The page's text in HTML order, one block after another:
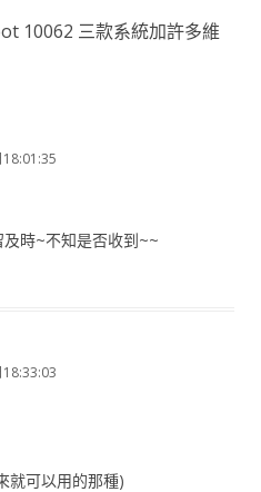
10062 三款系統加許多維
時~不知是否收到~~
就可以用的那種)